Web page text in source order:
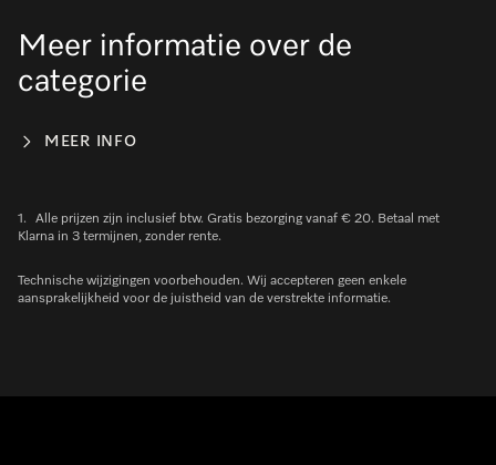
Meer informatie over de
categorie
MEER INFO
1.
Alle prijzen zijn inclusief btw. Gratis bezorging vanaf € 20. Betaal met
Klarna in 3 termijnen, zonder rente.
Technische wijzigingen voorbehouden. Wij accepteren geen enkele
aansprakelijkheid voor de juistheid van de verstrekte informatie.